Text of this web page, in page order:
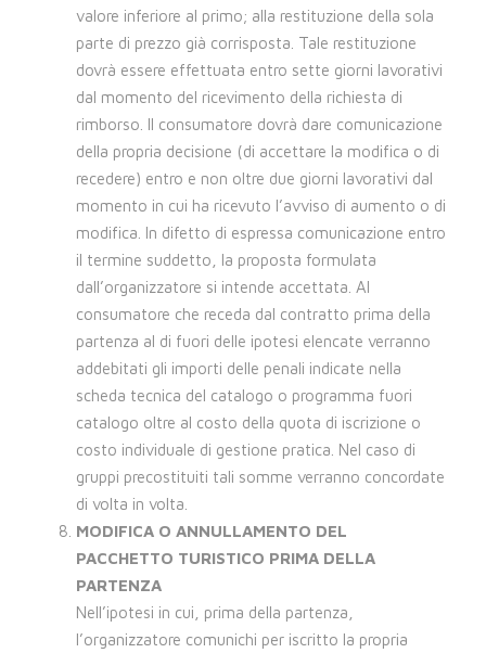
valore inferiore al primo; alla restituzione della sola
parte di prezzo già corrisposta. Tale restituzione
dovrà essere effettuata entro sette giorni lavorativi
dal momento del ricevimento della richiesta di
rimborso. Il consumatore dovrà dare comunicazione
della propria decisione (di accettare la modifica o di
recedere) entro e non oltre due giorni lavorativi dal
momento in cui ha ricevuto l’avviso di aumento o di
modifica. In difetto di espressa comunicazione entro
il termine suddetto, la proposta formulata
dall’organizzatore si intende accettata. Al
consumatore che receda dal contratto prima della
partenza al di fuori delle ipotesi elencate verranno
addebitati gli importi delle penali indicate nella
scheda tecnica del catalogo o programma fuori
catalogo oltre al costo della quota di iscrizione o
costo individuale di gestione pratica. Nel caso di
gruppi precostituiti tali somme verranno concordate
di volta in volta.
MODIFICA O ANNULLAMENTO DEL
PACCHETTO TURISTICO PRIMA DELLA
PARTENZA
Nell’ipotesi in cui, prima della partenza,
l’organizzatore comunichi per iscritto la propria